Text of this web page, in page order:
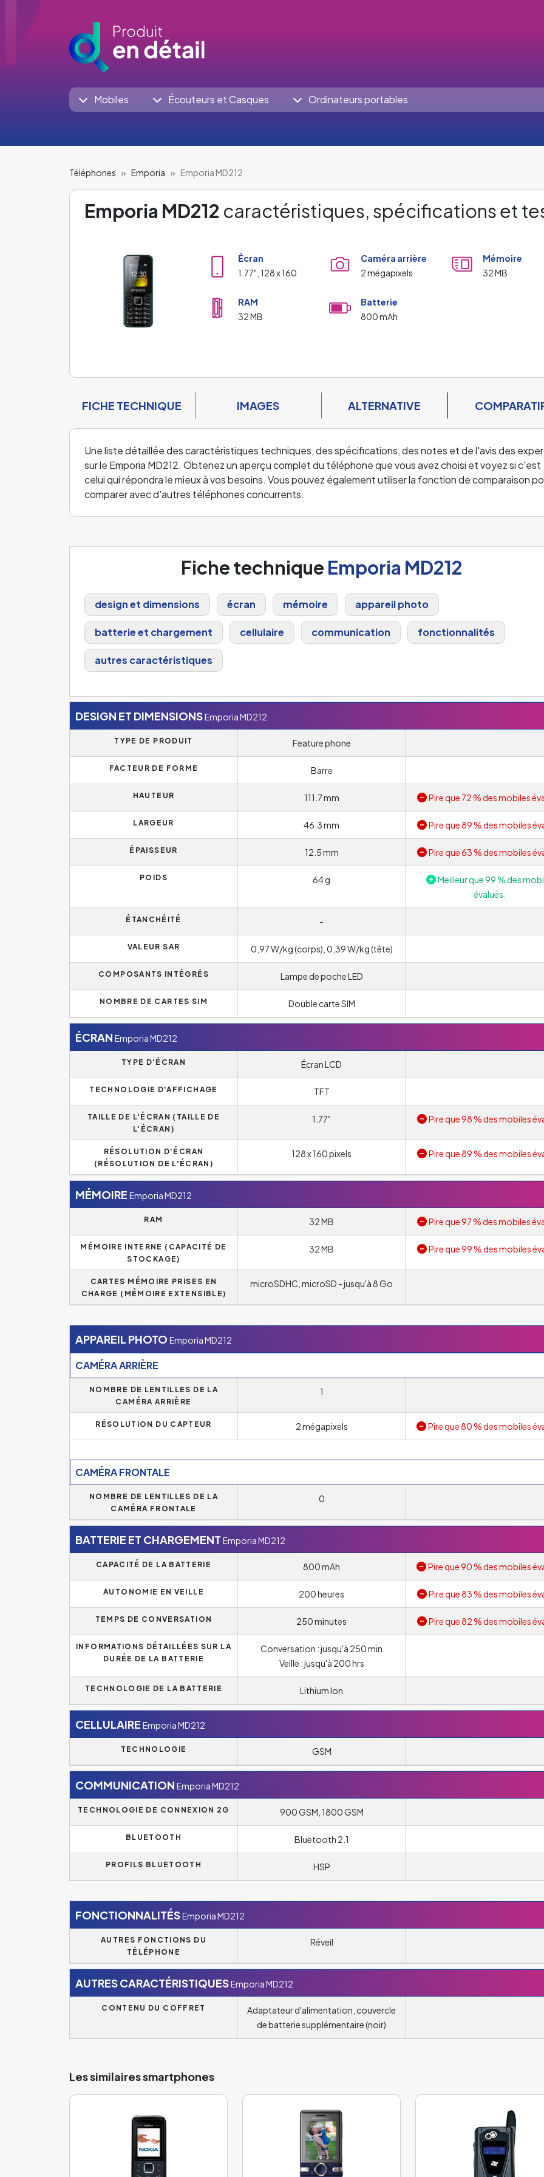
Mobiles Écouteurs et Casques Ordinateurs portables
Téléphones Emporia Emporia MD212
Emporia MD212 caractéristiques, spécifications et
Écran
1.77", 128 x 160
Caméra arrière
2 mégapixels
Mémoire
32 MB
RAM
32 MB
Batterie
800 mAh
FICHE TECHNIQUE IMAGES ALTERNATIVE
Une liste détaillée des caractéristiques techniques, des spécifications, des notes et de l'avis des
sur le Emporia MD212. Obtenez un aperçu complet du téléphone que vous avez choisi et voyez si c'est
celui qui répondra le mieux à vos besoins. Vous pouvez également utiliser la fonction de comparaison
comparer avec d'autres téléphones concurrents.
Fiche technique Emporia MD212
design et dimensions écran mémoire appareil photo
batterie et chargement cellulaire communication fonctionnalités
autres caractéristiques
DESIGN ET DIMENSIONSEmporia MD212
TYPE DE PRODUIT Feature phone
FACTEUR DE FORME Barre
HAUTEUR 111.7 mm Pire que 72 % des mobiles
LARGEUR 46.3 mm Pire que 89 % des mobiles
ÉPAISSEUR 12.5 mm Pire que 63 % des mobiles
POIDS 64 g
Meilleur que 99 % des
évalués.
ÉTANCHÉITÉ -
VALEUR SAR 0,97 W/kg (corps), 0,39 W/kg (tête)
COMPOSANTS INTÉGRÉS Lampe de poche LED
NOMBRE DE CARTES SIM Double carte SIM
ÉCRAN Emporia MD212
TYPE D'ÉCRAN Écran LCD
TECHNOLOGIE D'AFFICHAGE TFT
TAILLE DE L'ÉCRAN (TAILLE DE
L'ÉCRAN)
1.77" Pire que 98 % des mobiles
RÉSOLUTION D'ÉCRAN
(RÉSOLUTION DE L'ÉCRAN)
128 x 160 pixels Pire que 89 % des mobiles
MÉMOIRE Emporia MD212
RAM 32 MB Pire que 97 % des mobiles
MÉMOIRE INTERNE (CAPACITÉ DE
STOCKAGE)
32 MB Pire que 99 % des mobiles
CARTES MÉMOIRE PRISES EN
CHARGE (MÉMOIRE EXTENSIBLE)
microSDHC, microSD - jusqu'à 8 Go
APPAREIL PHOTO Emporia MD212
CAMÉRA ARRIÈRE
NOMBRE DE LENTILLES DE LA
CAMÉRA ARRIÈRE
1
RÉSOLUTION DU CAPTEUR 2 mégapixels Pire que 80 % des mobiles
CAMÉRA FRONTALE
NOMBRE DE LENTILLES DE LA
CAMÉRA FRONTALE
0
BATTERIE ET CHARGEMENT Emporia MD212
CAPACITÉ DE LA BATTERIE 800 mAh Pire que 90 % des mobiles
AUTONOMIE EN VEILLE 200 heures Pire que 83 % des mobiles
TEMPS DE CONVERSATION 250 minutes Pire que 82 % des mobiles
INFORMATIONS DÉTAILLÉES SUR LA
DURÉE DE LA BATTERIE
Conversation : jusqu'à 250 min
Veille : jusqu'à 200 hrs
TECHNOLOGIE DE LA BATTERIE Lithium Ion
CELLULAIRE Emporia MD212
TECHNOLOGIE GSM
COMMUNICATION Emporia MD212
TECHNOLOGIE DE CONNEXION 2G 900 GSM, 1800 GSM
BLUETOOTH Bluetooth 2.1
PROFILS BLUETOOTH HSP
FONCTIONNALITÉSEmporia MD212
AUTRES FONCTIONS DU
TÉLÉPHONE
Réveil
AUTRES CARACTÉRISTIQUESEmporia MD212
CONTENU DU COFFRET
Adaptateur d'alimentation, couvercle
de batterie supplémentaire (noir)
Les similaires smartphones